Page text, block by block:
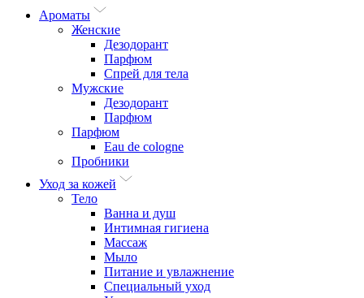
Ароматы
Женские
Дезодорант
Парфюм
Спрей для тела
Мужские
Дезодорант
Парфюм
Парфюм
Eau de cologne
Пробники
Уход за кожей
Тело
Ванна и душ
Интимная гигиена
Массаж
Мыло
Питание и увлажнение
Специальный уход